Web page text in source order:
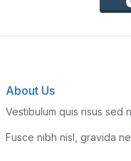
About Us
Vestibulum quis risus sed
Fusce nibh nisl, gravida